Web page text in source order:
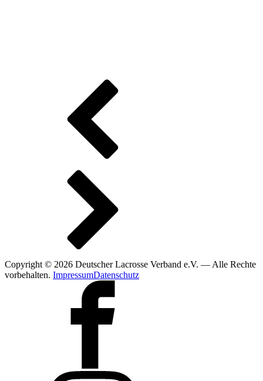
Copyright © 2026 Deutscher Lacrosse Verband e.V. — Alle Rechte
vorbehalten. ImpressumDatenschutz